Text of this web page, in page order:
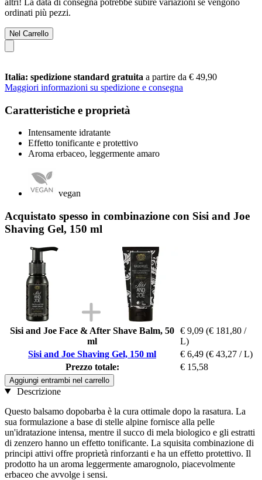
ordinati più pezzi.
Nel Carrello
Italia: spedizione standard gratuita a partire da € 49,90
Maggiori informazioni su spedizione e consegna
Caratteristiche e proprietà
Intensamente idratante
Effetto tonificante e protettivo
Aroma erbaceo, leggermente amaro
vegan
Acquistato spesso in combinazione con Sisi and Joe
Shaving Gel, 150 ml
Sisi and Joe Face & After Shave Balm, 50
ml
€ 9,09 (€ 181,80 /
L)
Sisi and Joe Shaving Gel, 150 ml
€ 6,49 (€ 43,27 / L)
Prezzo totale:
€ 15,58
Aggiungi entrambi nel carrello
Descrizione
Questo balsamo dopobarba è la cura ottimale dopo la rasatura. La
sua formulazione a base di stelle alpine fornisce alla pelle
un'idratazione intensa, mentre il succo di mela biologico e gli estratti
di zenzero hanno un effetto tonificante. La squisita combinazione di
principi attivi offre proprietà rinforzanti e ha un effetto protettivo. Il
prodotto ha un aroma leggermente amarognolo, piacevolmente
erbaceo che avvolge i sensi.